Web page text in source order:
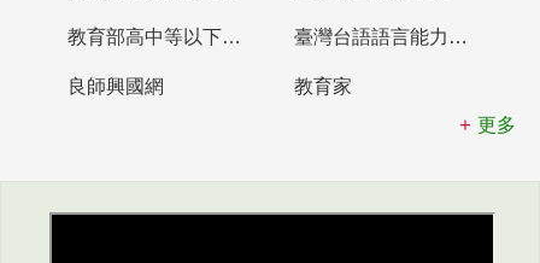
教育部高中等以下學校及幼兒園教師資格檢定考試 臺灣台語語言能力認證網站
良師興國網
教育家
更多